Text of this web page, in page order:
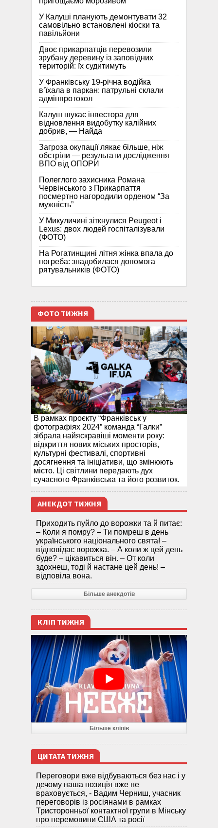
У Калуші планують демонтувати 32
самовільно встановлені кіоски та
павільйони
Двоє прикарпатців перевозили
зрубану деревину із заповідних
територій: їх судитимуть
У Франківську 19-річна водійка
в’їхала в паркан: патрульні склали
адмінпротокол
Калуш шукає інвестора для
відновлення видобутку калійних
добрив, — Найда
Загроза окупації лякає більше, ніж
обстріли — результати дослідження
ВПО від ОПОРИ
Полеглого захисника Романа
Червінського з Прикарпаття
посмертно нагородили орденом “За
мужність”
У Микуличині зіткнулися Peugeot і
Lexus: двох людей госпіталізували
(ФОТО)
На Рогатинщині літня жінка впала до
погреба: знадобилася допомога
рятувальників (ФОТО)
ФОТО ТИЖНЯ
В рамках проєкту “Франківськ у
фотографіях 2024” команда “Галки”
зібрала найяскравіші моменти року:
відкриття нових міських просторів,
культурні фестивалі, спортивні
досягнення та ініціативи, що змінюють
місто. Ці світлини передають дух
сучасного Франківська та його розвиток.
АНЕКДОТ ТИЖНЯ
Приходить пуйло до ворожки та й питає:
– Коли я помру? – Ти помреш в день
українського національного свята! –
відповідає ворожка. – А коли ж цей день
буде? – цікавиться він. – От коли
здохнеш, тоді й настане цей день! –
відповіла вона.
Більше анекдотів
КЛІП ТИЖНЯ
Більше кліпів
ЦИТАТА ТИЖНЯ
Переговори вже відбуваються без нас і у
дечому наша позиція вже не
враховується, - Вадим Черниш, учасник
переговорів із росіянами в рамках
Тристоронньої контактної групи в Мінську
про перемовини США та росії